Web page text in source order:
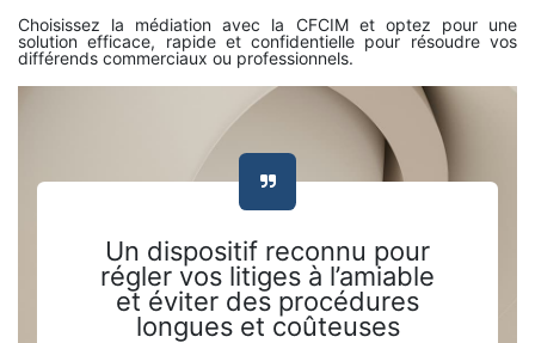
Choisissez la médiation avec la CFCIM et optez pour une
solution efficace, rapide et confidentielle pour résoudre vos
différends commerciaux ou professionnels.
Un dispositif reconnu pour
régler vos litiges à l’amiable
et éviter des procédures
longues et coûteuses